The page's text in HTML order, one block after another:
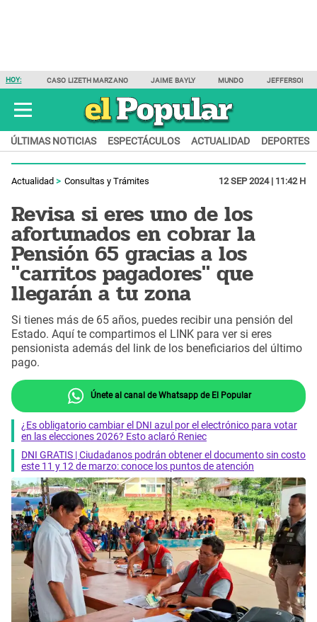
HOY: CASO LIZETH MARZANO JAIME BAYLY MUNDO JEFFERSON
ÚLTIMAS NOTICIAS ESPECTÁCULOS ACTUALIDAD DEPORTES
Actualidad Consultas y Trámites 12 SEP 2024 | 11:42 H
Revisa si eres uno de los
afortunados en cobrar la
Pensión 65 gracias a los
"carritos pagadores" que
llegarán a tu zona
Si tienes más de 65 años, puedes recibir una pensión del
Estado. Aquí te compartimos el LINK para ver si eres
pensionista además del link de los beneficiarios del último
pago.
Únete al canal de Whatsapp de El Popular
¿Es obligatorio cambiar el DNI azul por el electrónico para votar
en las elecciones 2026? Esto aclaró Reniec
DNI GRATIS | Ciudadanos podrán obtener el documento sin costo
este 11 y 12 de marzo: conoce los puntos de atención